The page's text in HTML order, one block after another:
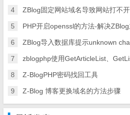
4 ZBlog固定网站域名导致网站打不
5 PHP开启openssl的方法-解决
6 ZBlog导入数据库提示unknown character
7 zblogphp使用GetArticleList、
8 Z-BlogPHP密码找回工具
9 Z-Blog 博客更换域名的方法步骤